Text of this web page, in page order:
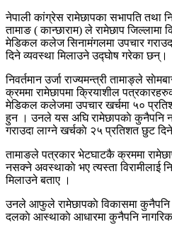
नेपाली कांग्रेस रामेछापका सभापति तथा
तामाङ ( कान्छाराम) ले रामेछाप जिल्लामा
मेडिकल कलेज सिनामंगलमा उपचार
दिने व्यवस्था मिलाउने उद्घाेष गरेका छन्।
निवर्तमान उर्जा राज्यमन्त्री तामाङ्ले
क्रममा रामेछापमा क्रियाशील
मेडिकल कलेजमा उपचार खर्चमा ५०
हुन । उनले यस अघि रामेछापकाे कुनैपनि
गराउदा लाग्ने खर्चकाे २५ प्रतिशत छुट
तामाङले पत्रकार भेटघाटकै क्रममा
नसक्ने अवस्थाकाे भए त्यस्ता विरामीलाई
मिलाउने बताए ।
उनले आफुले रामेछापकाे विकासमा कुनैपनि
दलकाे आस्थाकाे आधारमा कुनैपनि